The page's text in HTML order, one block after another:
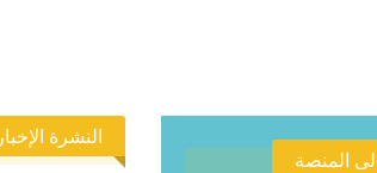
المنصة
النشرة